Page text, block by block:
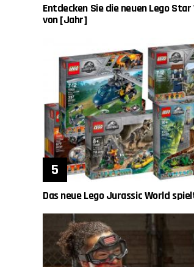
Entdecken Sie die neuen Lego
von [Jahr]
Das neue Lego Jurassic World